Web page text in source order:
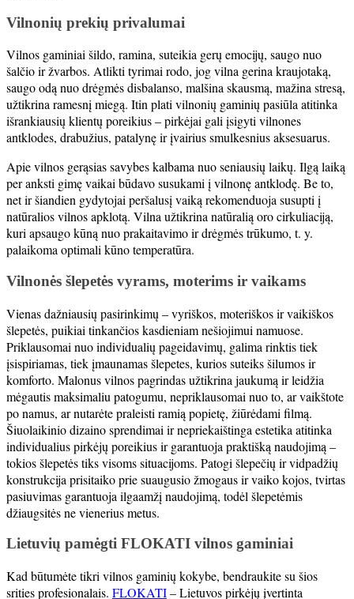
Vilnonių prekių privalumai
Vilnos gaminiai šildo, ramina, suteikia gerų emocijų, saugo nuo
šalčio ir žvarbos. Atlikti tyrimai rodo, jog vilna gerina kraujotaką,
saugo odą nuo drėgmės disbalanso, malšina skausmą, mažina stresą,
užtikrina ramesnį miegą. Itin plati vilnonių gaminių pasiūla atitinka
išrankiausių klientų poreikius – pirkėjai gali įsigyti vilnones
antklodes, drabužius, patalynę ir įvairius smulkesnius aksesuarus.
Apie vilnos gerąsias savybes kalbama nuo seniausių laikų. Ilgą laiką
per anksti gimę vaikai būdavo susukami į vilnonę antklodę. Be to,
net ir šiandien gydytojai peršalusį vaiką rekomenduoja susupti į
natūralios vilnos apklotą. Vilna užtikrina natūralią oro cirkuliaciją,
kuri apsaugo kūną nuo prakaitavimo ir drėgmės trūkumo, t. y.
palaikoma optimali kūno temperatūra.
Vilnonės šlepetės vyrams, moterims ir vaikams
Vienas dažniausių pasirinkimų – vyriškos, moteriškos ir vaikiškos
šlepetės, puikiai tinkančios kasdieniam nešiojimui namuose.
Priklausomai nuo individualių pageidavimų, galima rinktis tiek
įsispiriamas, tiek įmaunamas šlepetes, kurios suteiks šilumos ir
komforto. Malonus vilnos pagrindas užtikrina jaukumą ir leidžia
mėgautis maksimaliu patogumu, nepriklausomai nuo to, ar vaikštote
po namus, ar nutarėte praleisti ramią popietę, žiūrėdami filmą.
Šiuolaikinio dizaino sprendimai ir nepriekaištinga estetika atitinka
individualius pirkėjų poreikius ir garantuoja praktišką naudojimą –
tokios šlepetės tiks visoms situacijoms. Patogi šlepečių ir vidpadžių
konstrukcija prisitaiko prie suaugusio žmogaus ir vaiko kojos, tvirtas
pasiuvimas garantuoja ilgaamžį naudojimą, todėl šlepetėmis
džiaugsitės ne vienerius metus.
Lietuvių pamėgti FLOKATI vilnos gaminiai
Kad būtumėte tikri vilnos gaminių kokybe, bendraukite su šios
srities profesionalais. FLOKATI– Lietuvos pirkėjų įvertinta